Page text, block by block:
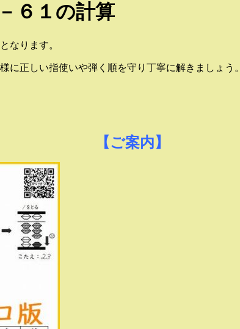
６１の計算
なります。
に正しい指使いや弾く順を守り丁寧に解きましょう。
【ご案内】